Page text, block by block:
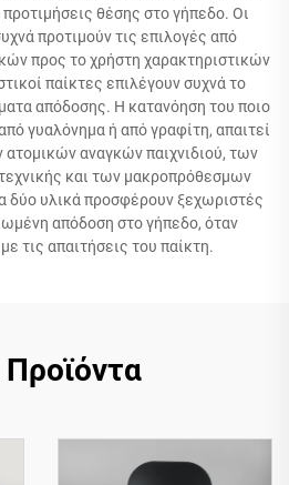
προτιμήσεις θέσης στο γήπεδο. Οι
προτιμούν τις επιλογές από
προς το χρήστη χαρακτηριστικών
παίκτες επιλέγουν συχνά το
απόδοσης. Η κατανόηση του ποιο
γυαλόνημα ή από γραφίτη, απαιτεί
αναγκών παιχνιδιού, των
και των μακροπρόθεσμων
δύο υλικά προσφέρουν ξεχωριστές
απόδοση στο γήπεδο, όταν
τις απαιτήσεις του παίκτη.